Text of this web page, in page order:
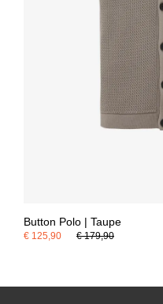
Button Polo | Taupe
€ 125,90 € 179,90